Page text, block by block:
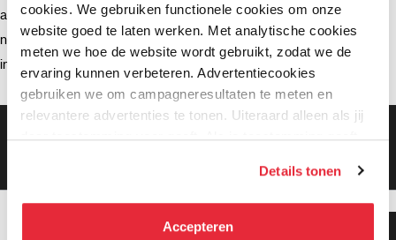
cookies. We gebruiken functionele cookies om onze
website goed te laten werken. Met analytische cookies
meten we hoe de website wordt gebruikt, zodat we de
ervaring kunnen verbeteren. Advertentiecookies
gebruiken we om campagneresultaten te meten en
relevantere advertenties te tonen. Uiteraard alleen als jij
daar toestemming voor geeft. Als je toestemming geeft,
kunnen deze gegevens combineren met informatie die zij
hebben verzameld via het gebruik van hun diensten. Je
kunt alle cookies accepteren, alleen noodzakelijke
Details tonen
Accepteren
advies (2)
netwerkrecorder (2)
intercom (2)
Klanten geven ons 9.3